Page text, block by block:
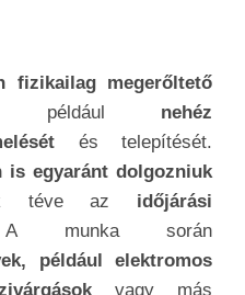
fizikailag megerőltető
például nehéz
és telepítését.
is egyaránt dolgozniuk
téve az időjárási
munka során
például elektromos
vagy más